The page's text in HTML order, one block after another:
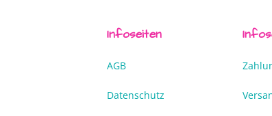
Infoseiten
AGB
Datenschutz